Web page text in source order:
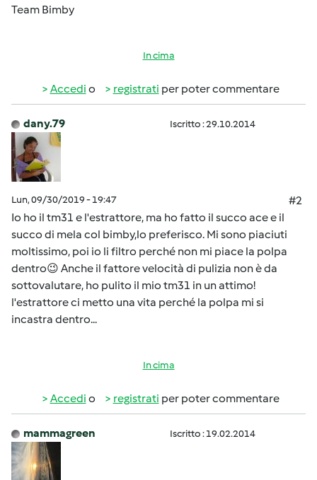
Team Bimby
In cima
Accedi o registrati per poter commentare
dany.79 Iscritto : 29.10.2014
Lun, 09/30/2019 - 19:47
#2
Io ho il tm31 e l'estrattore, ma ho fatto il succo ace e il
succo di mela col bimby,lo preferisco. Mi sono piaciuti
moltissimo, poi io li filtro perché non mi piace la polpa
dentro😉 Anche il fattore velocità di pulizia non è da
sottovalutare, ho pulito il mio tm31 in un attimo!
l'estrattore ci metto una vita perché la polpa mi si
incastra dentro...
In cima
Accedi o registrati per poter commentare
mammagreen Iscritto : 19.02.2014